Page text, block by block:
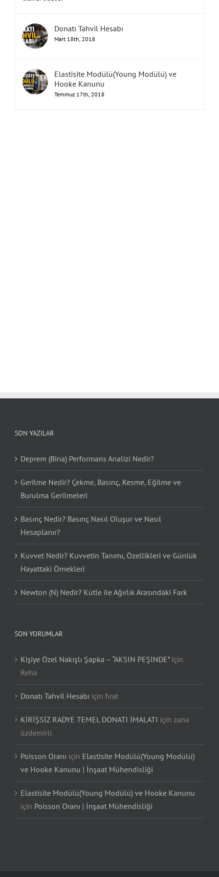
Donatı Tahvil Hesabı
Mart 18th, 2018
Elastisite Modülü(Young Modülü) ve
Hooke Kanunu
Temmuz 17th, 2018
SON YAZILAR
Deprem (Bina) Performans Analizi Nedir?
Gerilme Nedir? Çekme, Basınç, Kesme, Eğilme ve
Burulma Gerilmeleri
Basınç Nedir? Basınç Nasıl Oluşur ve Nasıl
Hesaplanır?
Kuvvet Nedir? Kuvvetin Tanımı, Özellikleri ve Günlük
Hayattaki Örnekleri
Newton (N) Nedir? Kütle ile Ağırlık Arasındaki Fark
SON YORUMLAR
Kişiye Özel Nakışlı Şapka – “AKSIN PEŞİNDE”için
Reha
Donatı Tahvil Hesabı için fırat
KİRİŞSİZ RADYE TEMEL DONATI İMALATI için zana
özdemirli
Poisson Oranı için Elastisite Modülü(Young Modülü)
ve Hooke Kanunu | İnşaat Mühendisliği
Elastisite Modülü(Young Modülü) ve Hooke Kanunu
için Poisson Oranı | İnşaat Mühendisliği